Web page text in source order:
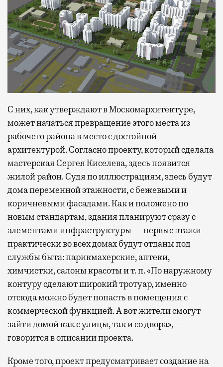
С них, как утверждают в Москомархитектуре,
может начаться превращение этого места из
рабочего района в место с достойной
архитектурой. Согласно проекту, который сделала
мастерская Сергея Киселева, здесь появится
жилой район. Судя по иллюстрациям, здесь будут
дома переменной этажности, с бежевыми и
коричневыми фасадами. Как и положено по
новым стандартам, здания планируют сразу с
элементами инфраструктуры — первые этажи
практически во всех домах будут отданы под
службы быта: парикмахерские, аптеки,
химчистки, салоны красоты и т. п. «По наружному
контуру сделают широкий тротуар, именно
отсюда можно будет попасть в помещения с
коммерческой функцией. А вот жители смогут
зайти домой как с улицы, так и со двора», —
говорится в описании проекта.
Кроме того, проект предусматривает создание на